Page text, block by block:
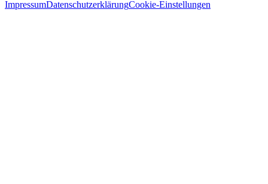
ImpressumDatenschutzerklärungCookie-Einstellungen